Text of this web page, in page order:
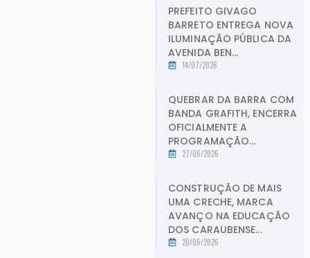
PREFEITO GIVAGO
BARRETO ENTREGA NOVA
ILUMINAÇÃO PÚBLICA DA
AVENIDA BEN...
14/07/2026
QUEBRAR DA BARRA COM
BANDA GRAFITH, ENCERRA
OFICIALMENTE A
PROGRAMAÇÃO...
27/06/2026
CONSTRUÇÃO DE MAIS
UMA CRECHE, MARCA
AVANÇO NA EDUCAÇÃO
DOS CARAUBENSE...
20/06/2026